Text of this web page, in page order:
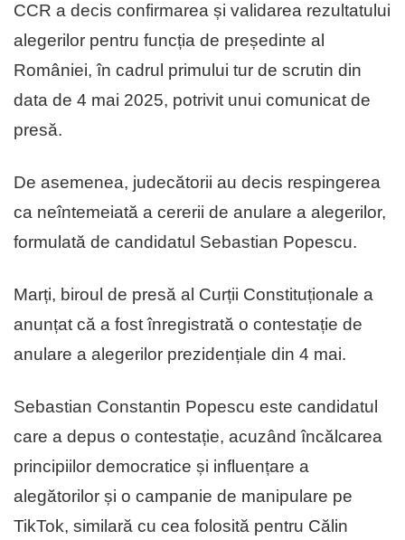
CCR a decis confirmarea și validarea rezultatului
alegerilor pentru funcția de președinte al
României, în cadrul primului tur de scrutin din
data de 4 mai 2025, potrivit unui comunicat de
presă.
De asemenea, judecătorii au decis respingerea
ca neîntemeiată a cererii de anulare a alegerilor,
formulată de candidatul Sebastian Popescu.
Marți, biroul de presă al Curții Constituționale a
anunțat că a fost înregistrată o contestație de
anulare a alegerilor prezidențiale din 4 mai.
Sebastian Constantin Popescu este candidatul
care a depus o contestație, acuzând încălcarea
principiilor democratice și influențare a
alegătorilor și o campanie de manipulare pe
TikTok, similară cu cea folosită pentru Călin